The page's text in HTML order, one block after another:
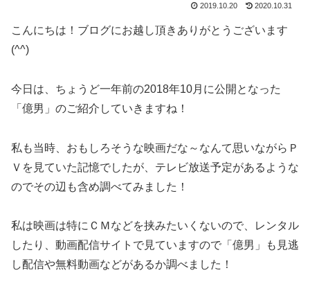
2019.10.20 2020.10.31
こんにちは！ブログにお越し頂きありがとうございます
(^^)
今日は、ちょうど一年前の2018年10月に公開となった
「億男」のご紹介していきますね！
私も当時、おもしろそうな映画だな～なんて思いながらＰ
Ｖを見ていた記憶でしたが、テレビ放送予定があるような
のでその辺も含め調べてみました！
私は映画は特にＣＭなどを挟みたいくないので、レンタル
したり、動画配信サイトで見ていますので「億男」も見逃
し配信や無料動画などがあるか調べました！